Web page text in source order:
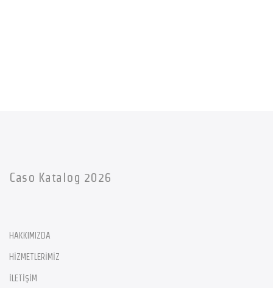
Caso Katalog 2026
HAKKIMIZDA
HİZMETLERİMİZ
İLETİŞİM